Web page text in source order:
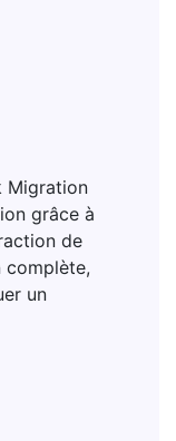
Migration
grâce à
de
complète,
un